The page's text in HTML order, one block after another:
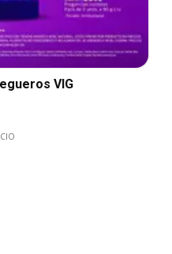
VIG